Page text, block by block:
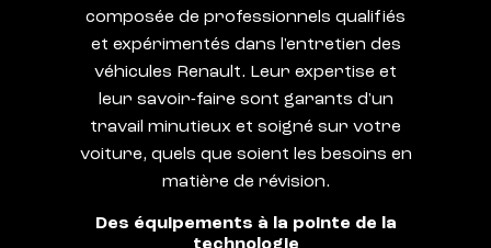
composée de professionnels qualifiés
et expérimentés dans l'entretien des
véhicules Renault. Leur expertise et
leur savoir-faire sont garants d'un
travail minutieux et soigné sur votre
voiture, quels que soient les besoins en
matière de révision.
Des équipements à la pointe de la
technologie